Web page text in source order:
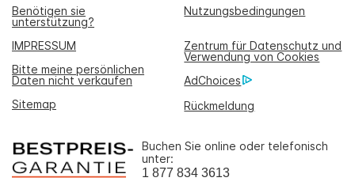
Benötigen sie
unterstützung?
Nutzungsbedingungen
IMPRESSUM
Zentrum für Datenschutz und
Verwendung von Cookies
Bitte meine persönlichen
Daten nicht verkaufen
AdChoices
Sitemap
Rückmeldung
Buchen Sie online oder telefonisch
unter:
1 877 834 3613